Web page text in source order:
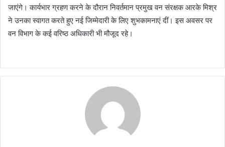
जाएंगे। कार्यभार ग्रहण करने के दौरान निवर्तमान प्रमुख वन संरक्षक आरके मिश्र
ने उनका स्वागत करते हुए नई जिम्मेदारी के लिए शुभकामनाएं दीं। इस अवसर पर
वन विभाग के कई वरिष्ठ अधिकारी भी मौजूद रहे।